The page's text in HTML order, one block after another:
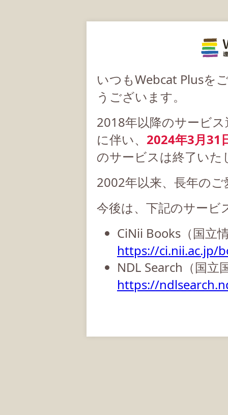
いつもWebcat Plusを
うございます。
2018年以降のサービ
に伴い、 2024年3月31
のサービスは終了いた
2002年以来、長年の
今後は、下記のサービ
CiNii Books（国立
https://ci.nii.ac.jp/
NDL Search（国立
https://